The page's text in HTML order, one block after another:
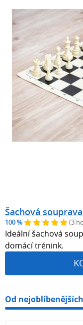
Šachová
100 % (3
Ideální šachová
domácí trénink.
Od nejoblíbenějších